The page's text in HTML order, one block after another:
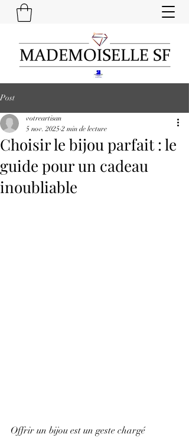
Post
Choisir le bijou parfait : le
guide pour un cadeau
inoubliable
votreartisan
5 nov. 2025 2 min de lecture
Offrir un bijou est un geste chargé